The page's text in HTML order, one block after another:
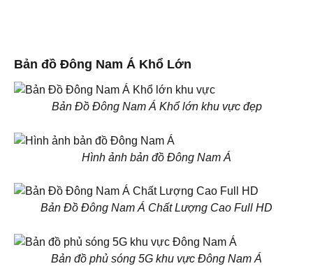
Bản đồ Đông Nam Á Khổ Lớn
Bản Đồ Đông Nam Á Khổ lớn khu vực đẹp
Hình ảnh bản đồ Đông Nam Á
Bản Đồ Đông Nam Á Chất Lượng Cao Full HD
Bản đồ phủ sóng 5G khu vực Đông Nam Á